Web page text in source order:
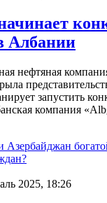
Албании
нефтяная
запустить
компания
2025, 18:26